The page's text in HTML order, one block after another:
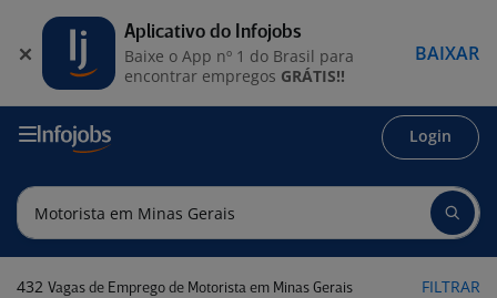
Login
432 Vagas de Emprego de Motorista em Minas Gerais FILTRAR
Aplicativo do Infojobs
Baixe o App nº 1 do Brasil para
encontrar empregos GRÁTIS!!
BAIXAR